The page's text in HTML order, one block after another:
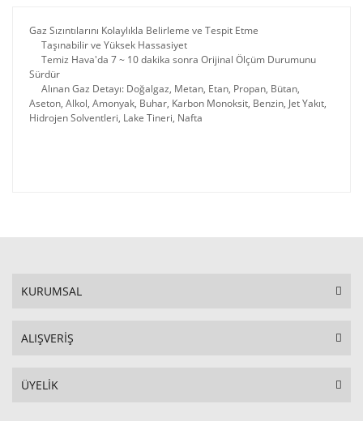
Gaz Sızıntılarını Kolaylıkla Belirleme ve Tespit Etme
Taşınabilir ve Yüksek Hassasiyet
Temiz Hava'da 7 ~ 10 dakika sonra Orijinal Ölçüm Durumunu
Sürdür
Alınan Gaz Detayı: Doğalgaz, Metan, Etan, Propan, Bütan,
Aseton, Alkol, Amonyak, Buhar, Karbon Monoksit, Benzin, Jet Yakıt,
Hidrojen Solventleri, Lake Tineri, Nafta
KURUMSAL
ALIŞVERİŞ
ÜYELİK